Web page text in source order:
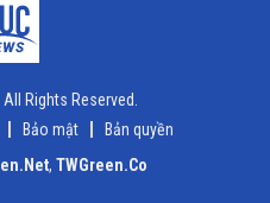
Rights Reserved.
Bảo mật
Bản quyền
, TWGreen.Co